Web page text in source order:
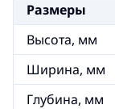
Размеры
Высота, мм
Ширина, мм
Глубина, мм